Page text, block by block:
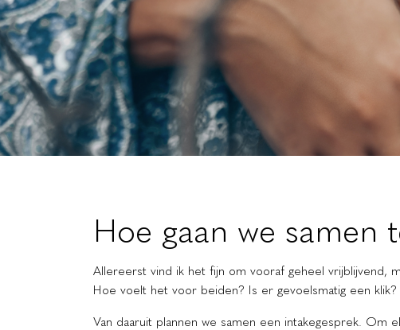
Hoe gaan we samen
Allereerst vind ik het fijn om vooraf geheel vrijblijvend,
Hoe voelt het voor beiden? Is er gevoelsmatig een klik?
Van daaruit plannen we samen een intakegesprek.